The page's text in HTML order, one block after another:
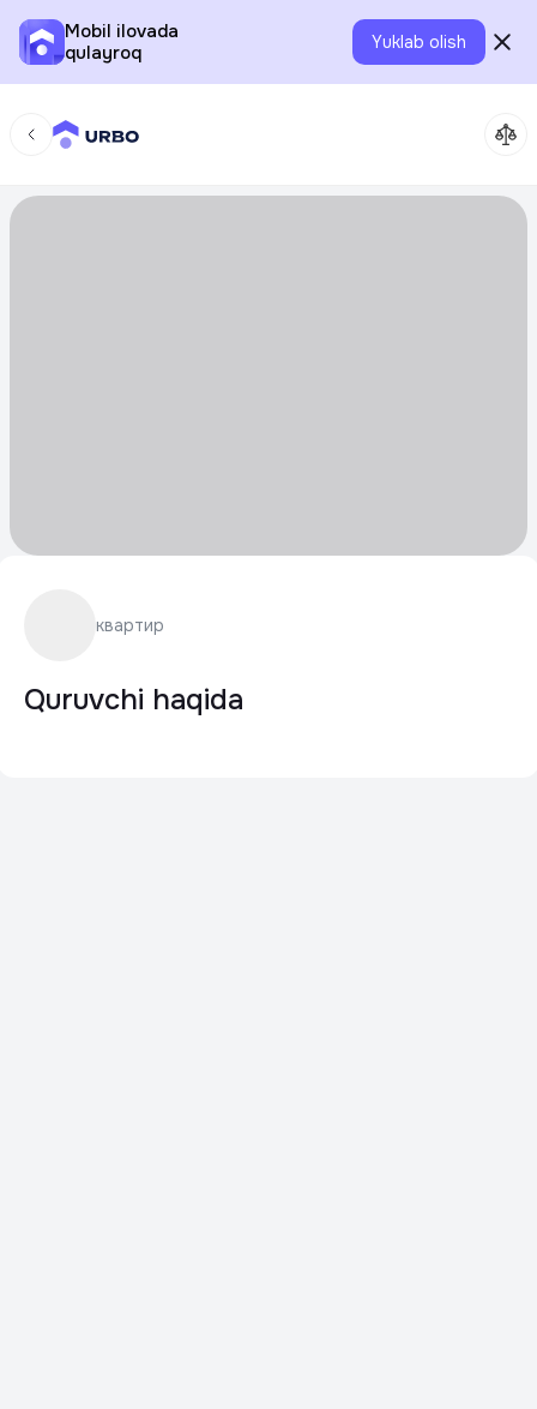
Mobil ilovada
qulayroq
Yuklab olish
квартир
Quruvchi haqida